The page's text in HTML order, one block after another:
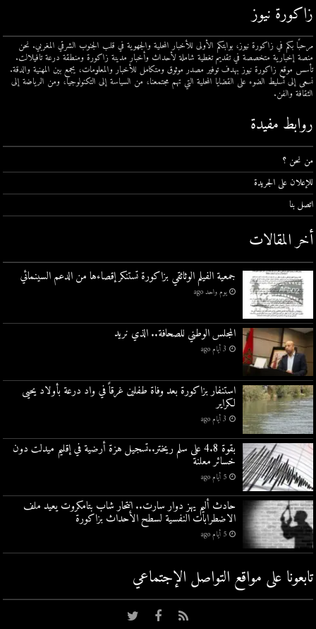
زاكورة نيوز
مرحبًا بكم في زاكورة نيوز، بوابتكم الأولى للأخبار المحلية والجهوية في قلب الجنوب الشرقي المغربي. نحن
منصة إخبارية متخصصة في تقديم تغطية شاملة لأحداث وأخبار مدينة زاكورة ومنطقة درعة تافيلالت.
تأسس موقع زاكورة نيوز بهدف توفير مصدر موثوق ومتكامل للأخبار والمعلومات، يجمع بين المهنية والدقة.
نسعى إلى تسليط الضوء على القضايا المحلية التي تهم مجتمعنا، من السياسة إلى التكنولوجيا، ومن الرياضة إلى
الثقافة والفن.
روابط مفيدة
من نحن ؟
للإعلان على الجريدة
اتصل بنا
أخر المقالات
جمعية الفيلم الوثائقي بزاكورة تستنكر إقصاءها من الدعم السينمائي
يوم واحد ago
المجلس الوطني للصحافة.. الذي نريد
3 أيام ago
استنفار بزاكورة بعد وفاة طفلين غرقاً في واد درعة بأولاد يحيى
لكراير
3 أيام ago
بقوة 4.8 على سلم ريختر..تسجيل هزة أرضية في إقليم ميدلت دون
خسائر معلنة
5 أيام ago
حادث أليم يهز دوار سارت.. انتحار شاب بتامكروت يعيد ملف
الاضطرابات النفسية لسطح الأحداث بزاكورة
5 أيام ago
تابعونا على مواقع التواصل اﻹجتماعي